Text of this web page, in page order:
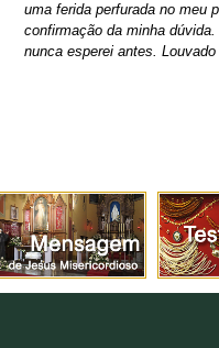
uma ferida perfurada no meu
confirmação da minha
nunca esperei antes.